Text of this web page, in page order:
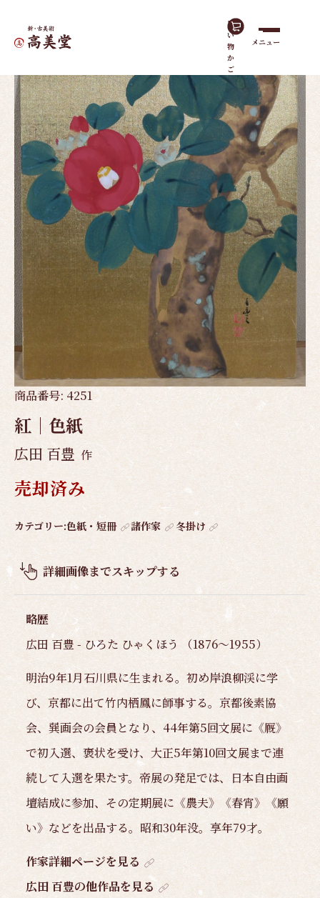
買
い
物
か
ご
メニュー
ホーム作品一覧
商品番号: 4251
紅｜色紙
広田 百豊 作
売却済み
作
概
要
カテゴリー:色紙・短冊 諸作家 冬掛け
詳細画像までスキップする
略歴
広田 百豊 - ひろた ひゃくほう （1876～1955）
明治9年1月石川県に生まれる。初め岸浪柳渓に学
び、京都に出て竹内栖鳳に師事する。京都後素協
会、巽画会の会員となり、44年第5回文展に《厩》
で初入選、褒状を受け、大正5年第10回文展まで連
続して入選を果たす。帝展の発足では、日本自由画
壇結成に参加、その定期展に《農夫》《春宵》《願
い》などを出品する。昭和30年没。享年79才。
作家詳細ページを見る
広田 百豊の他作品を見る